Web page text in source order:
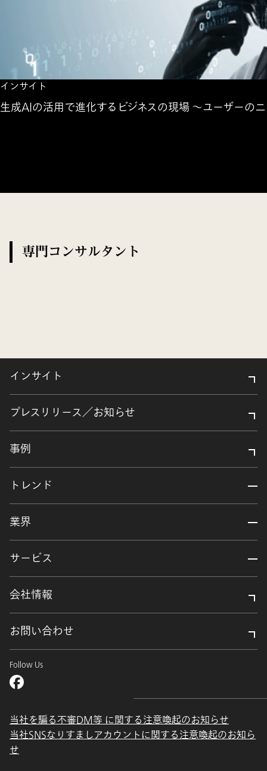
インサイト
生成AIの活用で進化するビジネスの現場 ～ユーザーの
専門コンサルタント
インサイト
プレスリリース／お知らせ
事例
トレンド
業界
サービス
会社情報
お問い合わせ
Follow Us
当社を騙る不審DM等 に関する注意喚起のお知らせ
当社SNSなりすましアカウントに関する注意喚起のお知ら
せ